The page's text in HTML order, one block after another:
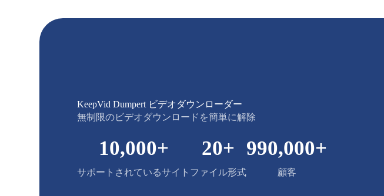
KeepVid Dumpert ビデオダウンローダー
無制限のビデオダウンロードを簡単に解除
サポートされているサイト
10,000+
ファイル形式
20+
顧客
990,000+